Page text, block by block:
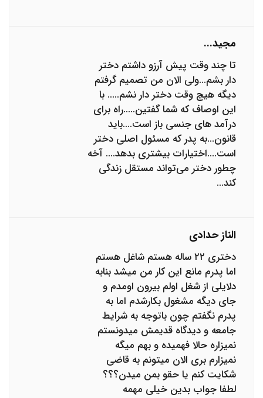
مجید...
تا چند وقت پیش آرزو داشتم دختر
دار بشم...ولی الان من تصمیم گرفتم
دیگه هیچ وقت دختر دار نشم..... با
این اوصاف که شما گفتین.....راه برای
درآمد های جنسی باز است....باید
قانون...به پدر که مسئول اصلی دختر
است....اختیارات بیشتری بدهد.... آخه
چطور دختر می‌تواند مستقل زندگی
کند...
الناز حدادی
دختری ۲۲ ساله هستم شاغل هستم
اما پدرم مانع این کار من میشد بنابه
دلایلی از شغل اولم بیرون اومدم و
جای دیگه مشغول بکارشدم اما به
پدرم نگفتم چون باتوجه به شرایط
جامعه و دیدگاه قدیمش میدونستم
نمیزاره حالا فهمیده و بهم میگه
نمیزارم بری الان میتونم به قاضی
شکایت کنم یا حقو بمن میدن؟؟؟
لطفا جواب بدین خیلی مهمه